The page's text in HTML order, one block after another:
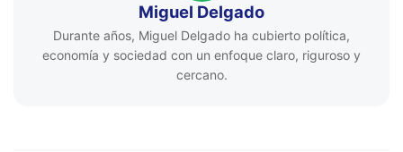
Miguel Delgado
Durante años, Miguel Delgado ha cubierto política,
economía y sociedad con un enfoque claro, riguroso y
cercano.